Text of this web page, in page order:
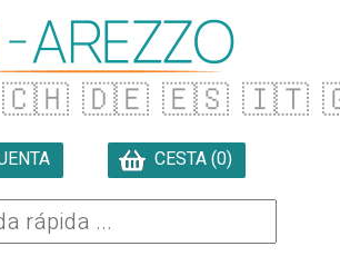
🇨🇭 🇩🇪 🇪🇸 🇮🇹
CESTA (0)